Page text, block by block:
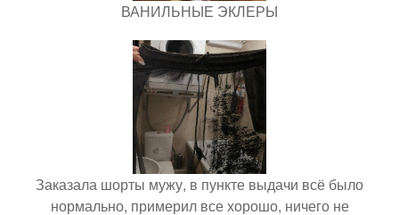
ВАНИЛЬНЫЕ ЭКЛЕРЫ
Заказала шорты мужу, в пункте выдачи всё было
нормально, примерил все хорошо, ничего не